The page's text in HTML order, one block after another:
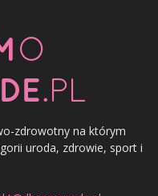
zdrowotny na którym
uroda, zdrowie, sport i